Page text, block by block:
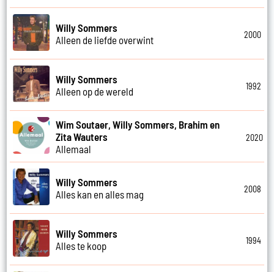
Willy Sommers
Alleen de liefde overwint
2000
Willy Sommers
Alleen op de wereld
1992
Wim Soutaer, Willy Sommers, Brahim en
Zita Wauters
Allemaal
2020
Willy Sommers
Alles kan en alles mag
2008
Willy Sommers
Alles te koop
1994